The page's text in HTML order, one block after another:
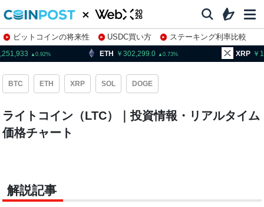
ビットコインの将来性 USDC買い方
ステーキング利率比較
株特集・関連銘柄
0.92 ETH 302,299.0 0.73 XRP
BTC ETH XRP SOL DOGE
ライトコイン（LTC）｜投資情報・リアルタイム
価格チャート
解説記事